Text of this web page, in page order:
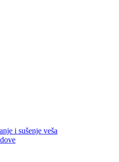
i sušenje veša